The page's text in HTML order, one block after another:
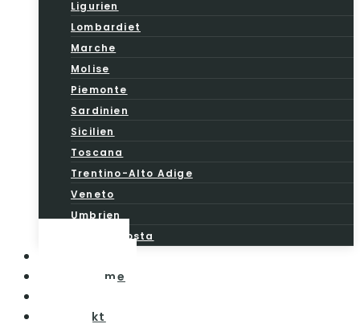
Ligurien
Lombardiet
Marche
Molise
Piemonte
Sardinien
Sicilien
Toscana
Trentino-Alto Adige
Veneto
Umbrien
Valle d’Aosta
Vinturisme
Kontakt